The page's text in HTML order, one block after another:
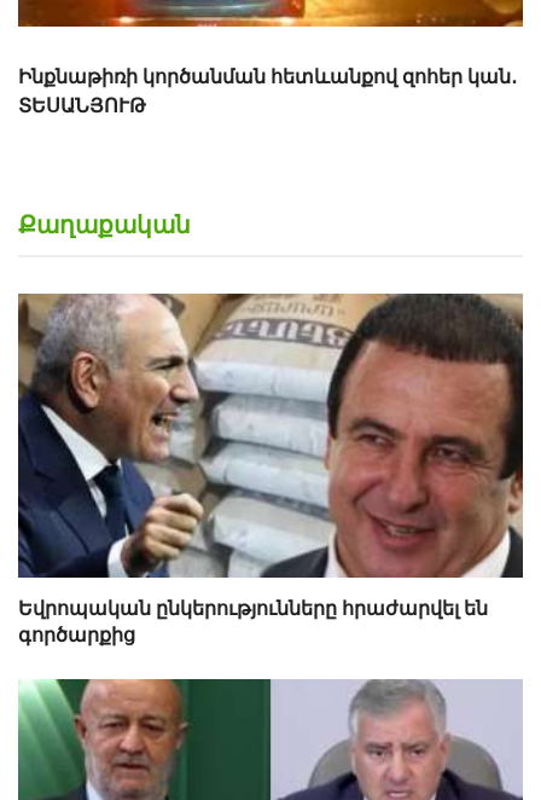
Ինքնաթիռի կործանման հետևանքով զոհեր կան․
ՏԵՍԱՆՅՈՒԹ
Քաղաքական
Եվրոպական ընկերությունները հրաժարվել են
գործարքից